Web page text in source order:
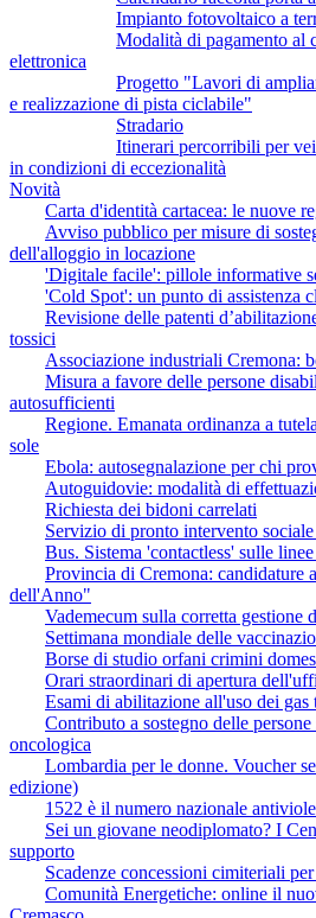
Impianto fotovoltaico a
Modalità di pagamento al
elettronica
Progetto "Lavori di
e realizzazione di pista ciclabile"
Stradario
Itinerari percorribili per
in condizioni di eccezionalità
Novità
Carta d'identità cartacea: le nuove
Avviso pubblico per misure di
dell'alloggio in locazione
'Digitale facile': pillole informative
'Cold Spot': un punto di assistenza
Revisione delle patenti
tossici
Associazione industriali Cremona:
Misura a favore delle persone
autosufficienti
Regione. Emanata ordinanza a
sole
Ebola: autosegnalazione per chi
Autoguidovie: modalità di
Richiesta dei bidoni carrelati
Servizio di pronto intervento
Bus. Sistema 'contactless' sulle
Provincia di Cremona: candidature
dell'Anno"
Vademecum sulla corretta gestione
Settimana mondiale delle
Borse di studio orfani crimini
Orari straordinari di apertura
Esami di abilitazione all'uso dei
Contributo a sostegno delle persone
oncologica
Lombardia per le donne. Voucher
edizione)
1522 è il numero nazionale
Sei un giovane neodiplomato? I
supporto
Scadenze concessioni cimiteriali
Comunità Energetiche: online il